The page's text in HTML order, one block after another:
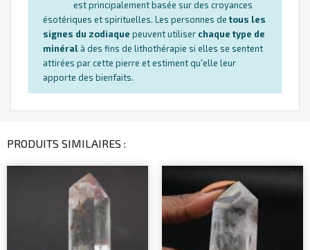
est principalement basée sur des croyances
ésotériques et spirituelles. Les personnes de tous les
signes du zodiaque peuvent utiliser chaque type de
minéralà des fins de lithothérapie si elles se sentent
attirées par cette pierre et estiment qu'elle leur
apporte des bienfaits.
PRODUITS SIMILAIRES :